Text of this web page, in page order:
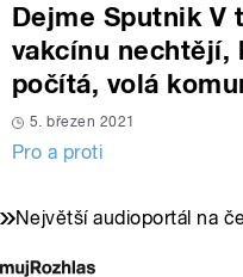
Dejme Sputnik V
vakcínu nechtějí,
počítá, volá
5. březen 2021
Pro a proti
Největší audioportál na